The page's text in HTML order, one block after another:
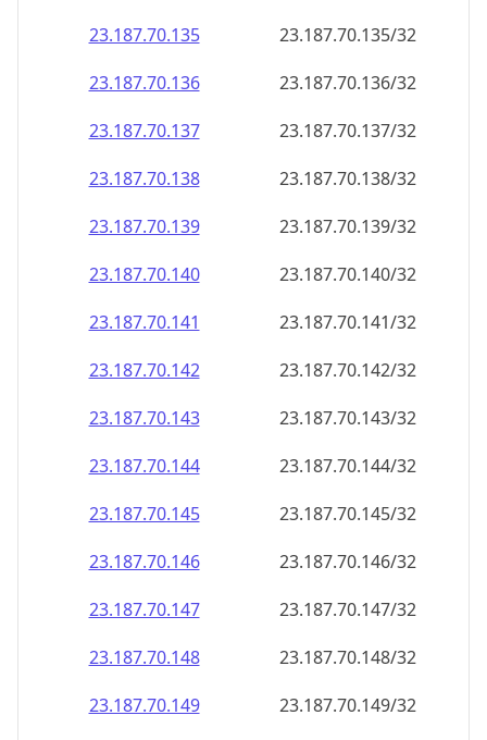
23.187.70.135
23.187.70.135/32
23.187.70.136
23.187.70.136/32
23.187.70.137
23.187.70.137/32
23.187.70.138
23.187.70.138/32
23.187.70.139
23.187.70.139/32
23.187.70.140
23.187.70.140/32
23.187.70.141
23.187.70.141/32
23.187.70.142
23.187.70.142/32
23.187.70.143
23.187.70.143/32
23.187.70.144
23.187.70.144/32
23.187.70.145
23.187.70.145/32
23.187.70.146
23.187.70.146/32
23.187.70.147
23.187.70.147/32
23.187.70.148
23.187.70.148/32
23.187.70.149
23.187.70.149/32